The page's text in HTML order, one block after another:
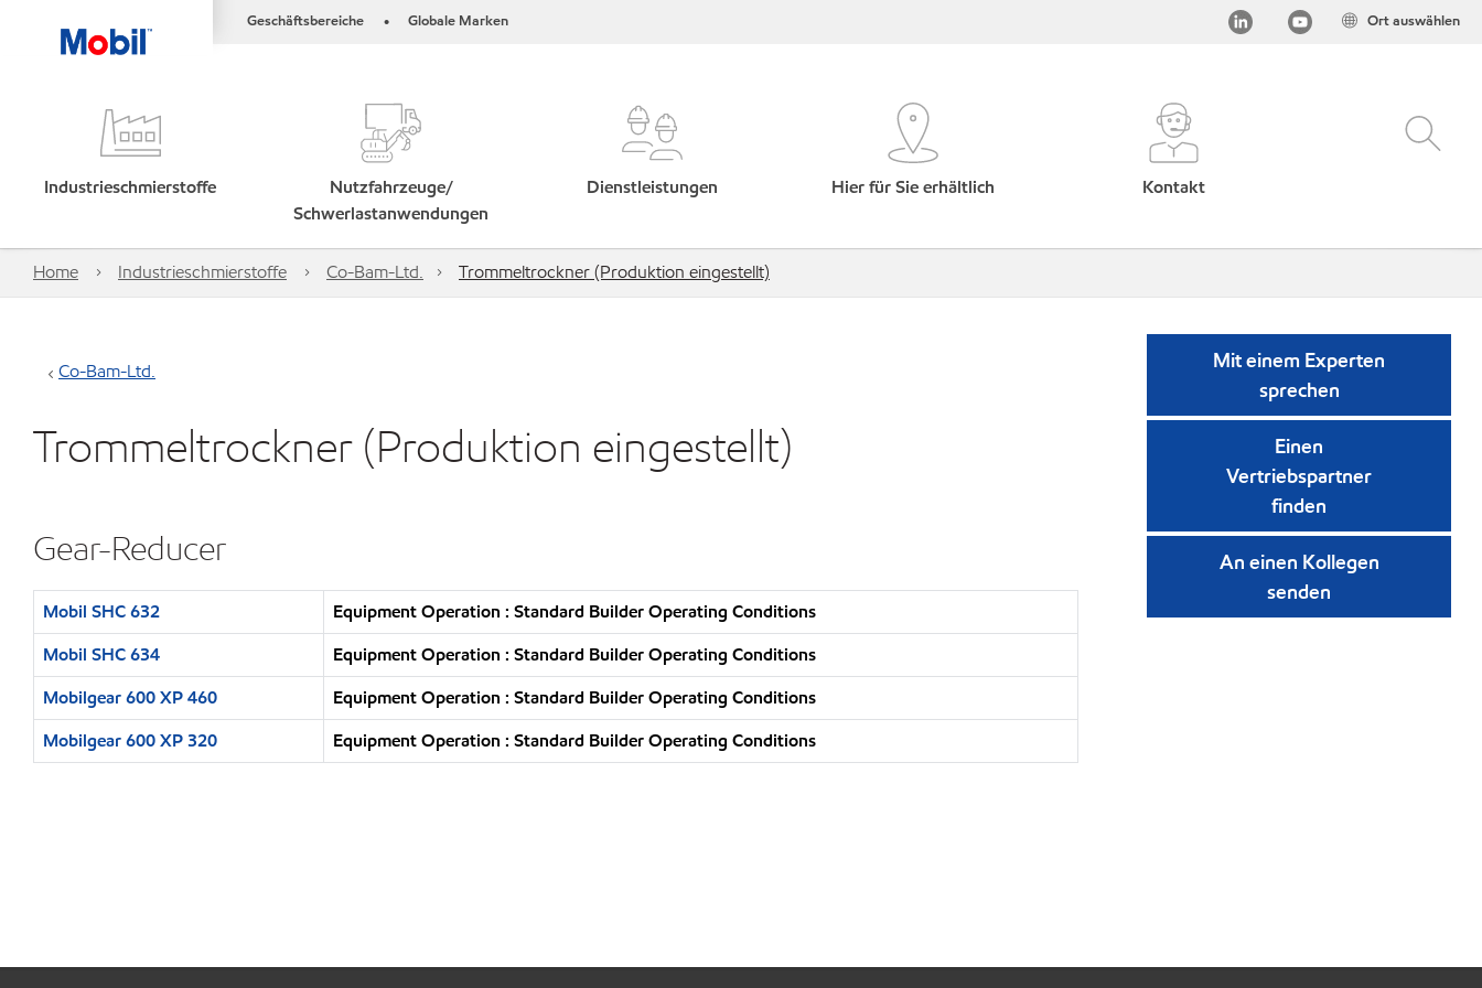
Geschäftsbereiche • Globale Marken Ort auswählen
Industrieschmierstoffe
Nutzfahrzeuge/
Schwerlastanwendungen
Dienstleistungen Hier für Sie erhältlich Kontakt
Home Industrieschmierstoffe Co-Bam-Ltd. Trommeltrockner (Produktion eingestellt)
Co-Bam-Ltd.
Trommeltrockner (Produktion eingestellt)
Gear-Reducer
Mobil SHC 632
Equipment Operation : Standard Builder Operating Conditions
Mobil SHC 634
Equipment Operation : Standard Builder Operating Conditions
Mobilgear 600 XP 460
Equipment Operation : Standard Builder Operating Conditions
Mobilgear 600 XP 320
Equipment Operation : Standard Builder Operating Conditions
Mit einem Experten
sprechen
Einen
Vertriebspartner
finden
An einen Kollegen
senden